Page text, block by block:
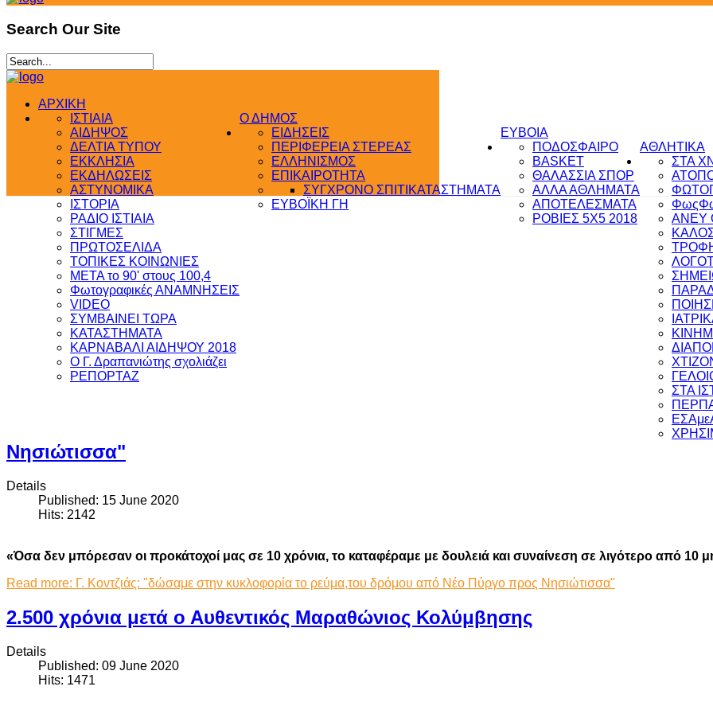
Search Our Site
ΑΡΧΙΚΗ
Ο ΔΗΜΟΣ
ΙΣΤΙΑΙΑ
ΑΙΔΗΨΟΣ
ΔΕΛΤΙΑ ΤΥΠΟΥ
ΕΚΚΛΗΣΙΑ
ΕΚΔΗΛΩΣΕΙΣ
ΑΣΤΥΝΟΜΙΚΑ
ΙΣΤΟΡΙΑ
ΡΑΔΙΟ ΙΣΤΙΑΙΑ
ΣΤΙΓΜΕΣ
ΠΡΩΤΟΣΕΛΙΔΑ
ΤΟΠΙΚΕΣ ΚΟΙΝΩΝΙΕΣ
ΜΕΤΑ το 90' στους 100,4
Φωτογραφικές ΑΝΑΜΝΗΣΕΙΣ
VIDEO
ΣΥΜΒΑΙΝΕΙ ΤΩΡΑ
ΚΑΤΑΣΤΗΜΑΤΑ
ΚΑΡΝΑΒΑΛΙ ΑΙΔΗΨΟΥ 2018
Ο Γ. Δραπανιώτης σχολιάζει
ΡΕΠΟΡΤΑΖ
ΕΥΒΟΙΑ
ΕΙΔΗΣΕΙΣ
ΠΕΡΙΦΕΡΕΙΑ ΣΤΕΡΕΑΣ
ΕΛΛΗΝΙΣΜΟΣ
ΕΠΙΚΑΙΡΟΤΗΤΑ
ΚΑΤΑΣΤΗΜΑΤΑ
ΣΥΓΧΡΟΝΟ ΣΠΙΤΙ
ΕΥΒΟΪΚΗ ΓΗ
ΑΘΛΗΤΙΚΑ
ΠΟΔΟΣΦΑΙΡΟ
BASKET
ΘΑΛΑΣΣΙΑ ΣΠΟΡ
ΑΛΛΑ ΑΘΛΗΜΑΤΑ
ΑΠΟΤΕΛΕΣΜΑΤΑ
ΡΟΒΙΕΣ 5Χ5 2018
ΣΤΑ
ANEY
ΣΤΑ
Νησιώτισσα"
Details
Published: 15 June 2020
Hits: 2142
«Όσα δεν μπόρεσαν οι προκάτοχοί μας σε 10 χρόνια, το καταφέραμε με δουλειά και συναίνεση σε λιγότερο από 10
Read more: Γ. Κοντζιάς: "δώσαμε στην κυκλοφορία το ρεύμα,του δρόμου από Νέο Πύργο προς Νησιώτισσα"
2.500 χρόνια μετά ο Αυθεντικός Μαραθώνιος Κολύμβησης
Details
Published: 09 June 2020
Hits: 1471